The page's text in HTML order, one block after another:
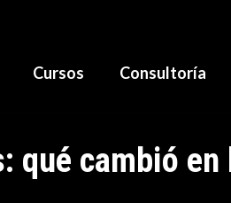
Cursos Consultoría
qué cambió